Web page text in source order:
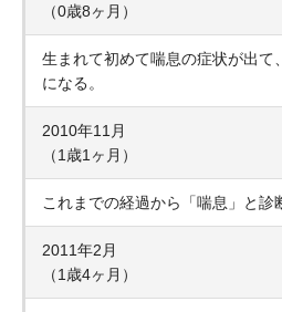
（0歳8ヶ月）
生まれて初めて喘息の症状が出て
になる。
2010年11月
（1歳1ヶ月）
これまでの経過から「喘息」と診
2011年2月
（1歳4ヶ月）